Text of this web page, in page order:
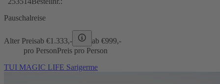
Pauschalreise
Alter Preisab €1.333,- ab €999,-
pro PersonPreis pro Person
TUI MAGIC LIFE Sarigerme